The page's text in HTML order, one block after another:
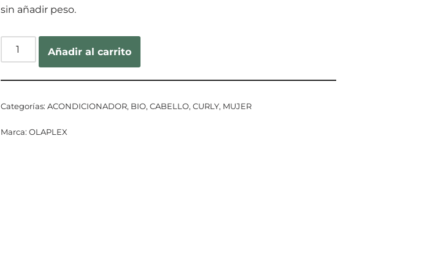
sin añadir peso.
Añadir al carrito
Categorías:ACONDICIONADOR, BIO,CABELLO,CURLY, MUJER
Marca:OLAPLEX